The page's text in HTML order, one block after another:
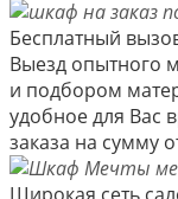
Бесплатный
Выезд опытного
и подбором
удобное для Вас
заказа на сумму